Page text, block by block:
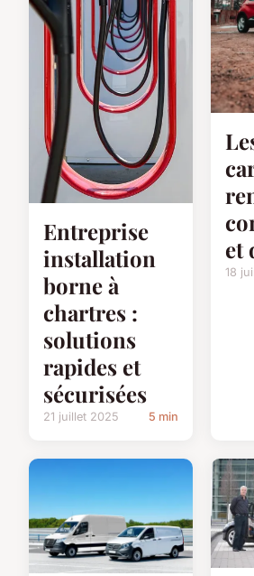
Entreprise
installation
borne à
chartres :
solutions
rapides et
sécurisées
21 juillet 2025 5 min
et
18